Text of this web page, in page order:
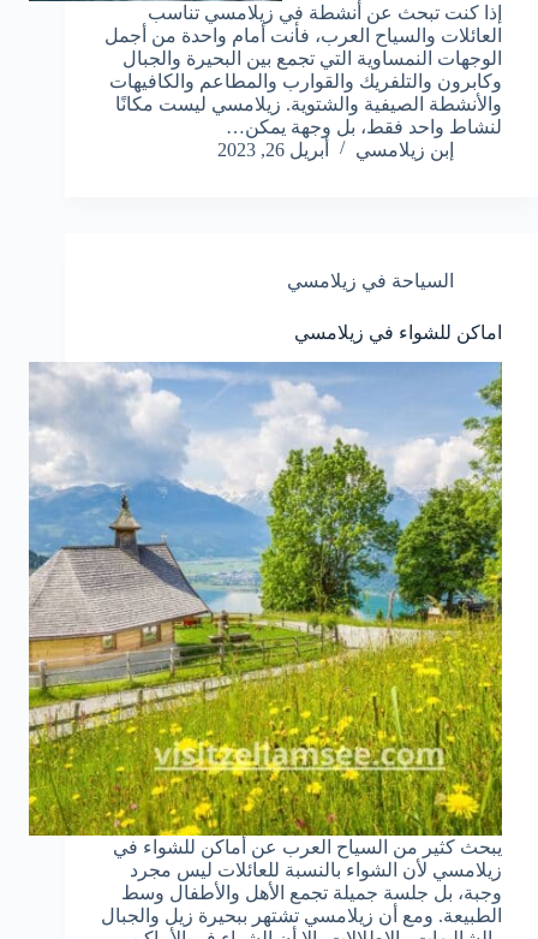
إذا كنت تبحث عن أنشطة في زيلامسي تناسب
العائلات والسياح العرب، فأنت أمام واحدة من أجمل
الوجهات النمساوية التي تجمع بين البحيرة والجبال
وكابرون والتلفريك والقوارب والمطاعم والكافيهات
والأنشطة الصيفية والشتوية. زيلامسي ليست مكانًا
لنشاط واحد فقط، بل وجهة يمكن…
إبن زيلامسي
أبريل 26, 2023
السياحة في زيلامسي
اماكن للشواء في زيلامسي
يبحث كثير من السياح العرب عن أماكن للشواء في
زيلامسي لأن الشواء بالنسبة للعائلات ليس مجرد
وجبة، بل جلسة جميلة تجمع الأهل والأطفال وسط
الطبيعة. ومع أن زيلامسي تشتهر ببحيرة زيل والجبال